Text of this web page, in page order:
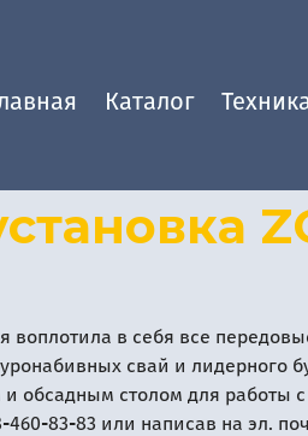
Каталог
воплотила в себя все
свай и
обсадным столом для
83-83 или написав на эл.